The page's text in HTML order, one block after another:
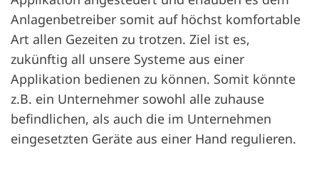
Anlagenbetreiber somit auf höchst komfortable
Art allen Gezeiten zu trotzen. Ziel ist es,
zukünftig all unsere Systeme aus einer
Applikation bedienen zu können. Somit könnte
z.B. ein Unternehmer sowohl alle zuhause
befindlichen, als auch die im Unternehmen
eingesetzten Geräte aus einer Hand regulieren.